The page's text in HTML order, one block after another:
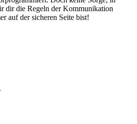
dir die Regeln der Kommunikation
auf der sicheren Seite bist!